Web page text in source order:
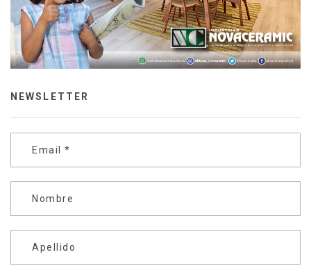
NEWSLETTER
Email *
Nombre
Apellido